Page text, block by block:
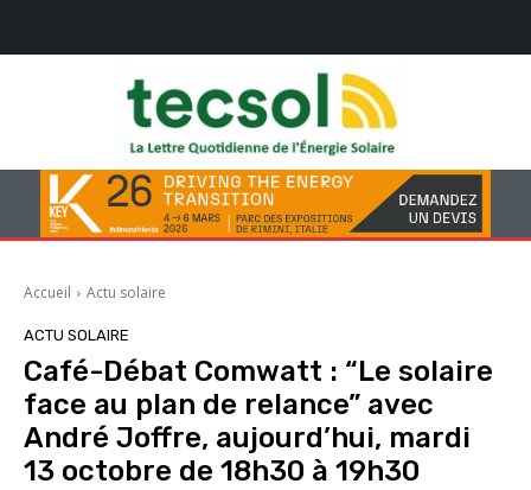
Accueil Actu solaire
ACTU SOLAIRE
Café-Débat Comwatt : “Le solaire
face au plan de relance” avec
André Joffre, aujourd’hui, mardi
13 octobre de 18h30 à 19h30